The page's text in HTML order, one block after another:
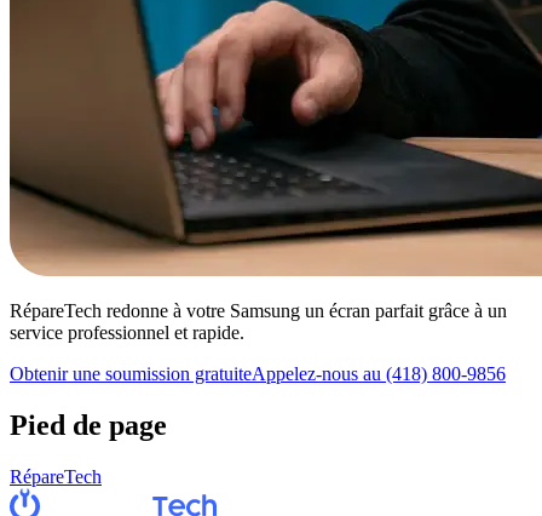
RépareTech redonne à votre Samsung un écran parfait grâce à un
service professionnel et rapide.
Obtenir une soumission gratuiteAppelez-nous au (418) 800-9856
Pied de page
RépareTech